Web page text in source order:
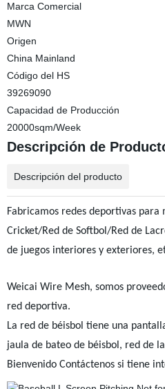
Marca Comercial
MWN
Origen
China Mainland
Código del HS
39269090
Capacidad de Producción
20000sqm/Week
Descripción de
Descripción del producto
Fabricamos redes deportivas
Cricket/Red de Softbol /Red de
de juegos interiores y exteriores,
Weicai Wire Mesh, somos
red deportiva.
La red de béisbol tiene una
jaula de bateo de béisbol, red de
Bienvenido Contáctenos si tiene